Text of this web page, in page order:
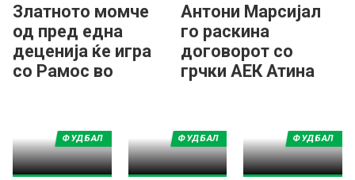
Златното момче
од пред една
деценија ќе игра
со Рамос во
Антони Марсијал
го раскина
договорот со
грчки АЕК Атина
ФУДБАЛ ФУДБАЛ ФУДБАЛ